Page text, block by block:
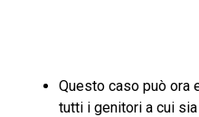
Questo caso può ora
tutti i genitori a cui